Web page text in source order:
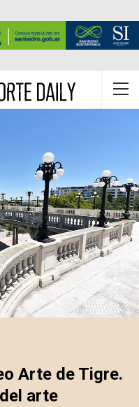
Arte de Tigre.
arte